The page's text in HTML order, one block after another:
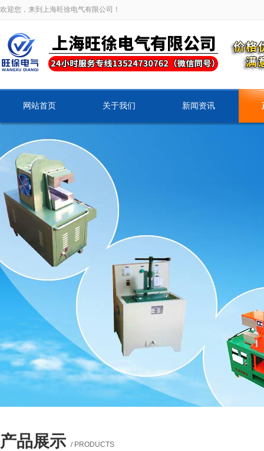
欢迎您，来到上海旺徐电气有限公司！
网站首页 关于我们 新闻资讯
产品展示 / PRODUCTS